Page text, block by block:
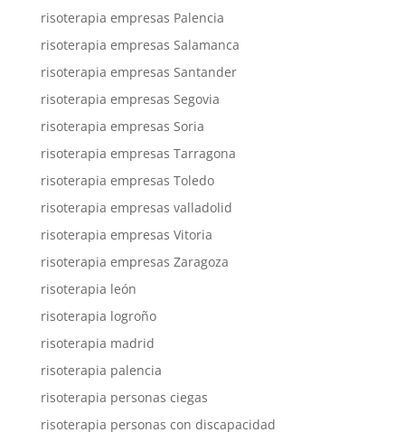
risoterapia empresas Palencia
risoterapia empresas Salamanca
risoterapia empresas Santander
risoterapia empresas Segovia
risoterapia empresas Soria
risoterapia empresas Tarragona
risoterapia empresas Toledo
risoterapia empresas valladolid
risoterapia empresas Vitoria
risoterapia empresas Zaragoza
risoterapia león
risoterapia logroño
risoterapia madrid
risoterapia palencia
risoterapia personas ciegas
risoterapia personas con discapacidad